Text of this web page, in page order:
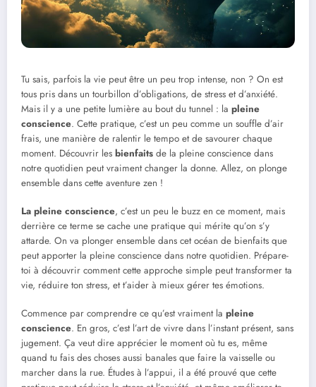
Tu sais, parfois la vie peut être un peu trop intense, non ? On est
tous pris dans un tourbillon d’obligations, de stress et d’anxiété.
Mais il y a une petite lumière au bout du tunnel : la pleine
conscience. Cette pratique, c’est un peu comme un souffle d’air
frais, une manière de ralentir le tempo et de savourer chaque
moment. Découvrir les bienfaits de la pleine conscience dans
notre quotidien peut vraiment changer la donne. Allez, on plonge
ensemble dans cette aventure zen !
La pleine conscience, c’est un peu le buzz en ce moment, mais
derrière ce terme se cache une pratique qui mérite qu’on s’y
attarde. On va plonger ensemble dans cet océan de bienfaits que
peut apporter la pleine conscience dans notre quotidien. Prépare-
toi à découvrir comment cette approche simple peut transformer ta
vie, réduire ton stress, et t’aider à mieux gérer tes émotions.
Commence par comprendre ce qu’est vraiment la pleine
conscience. En gros, c’est l’art de vivre dans l’instant présent, sans
jugement. Ça veut dire apprécier le moment où tu es, même
quand tu fais des choses aussi banales que faire la vaisselle ou
marcher dans la rue. Études à l’appui, il a été prouvé que cette